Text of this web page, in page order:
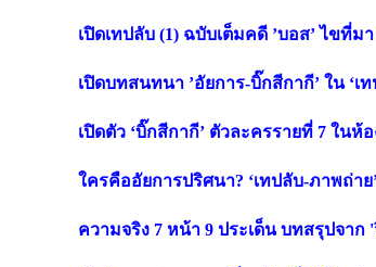
เปิดเทปลับ (1) ฉบับเต็มคดี ’บอส’ ไขที่ม
เปิดบทสนทนา ’อัยการ-บิ๊กสีกากี’ ใน ‘เ
เปิดตัว ‘บิ๊กสีกากี’ ตัวละครรายที่ 7 ในห้
ใครคืออัยการปริศนา? ‘เทปลับ-ภาพถ่า
ความจริง 7 หน้า 9 ประเด็น บทสรุปจา